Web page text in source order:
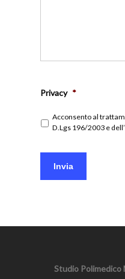
Privacy *
Acconsento al
D.Lgs 196/2003 e
Invia
Studio Polimedico